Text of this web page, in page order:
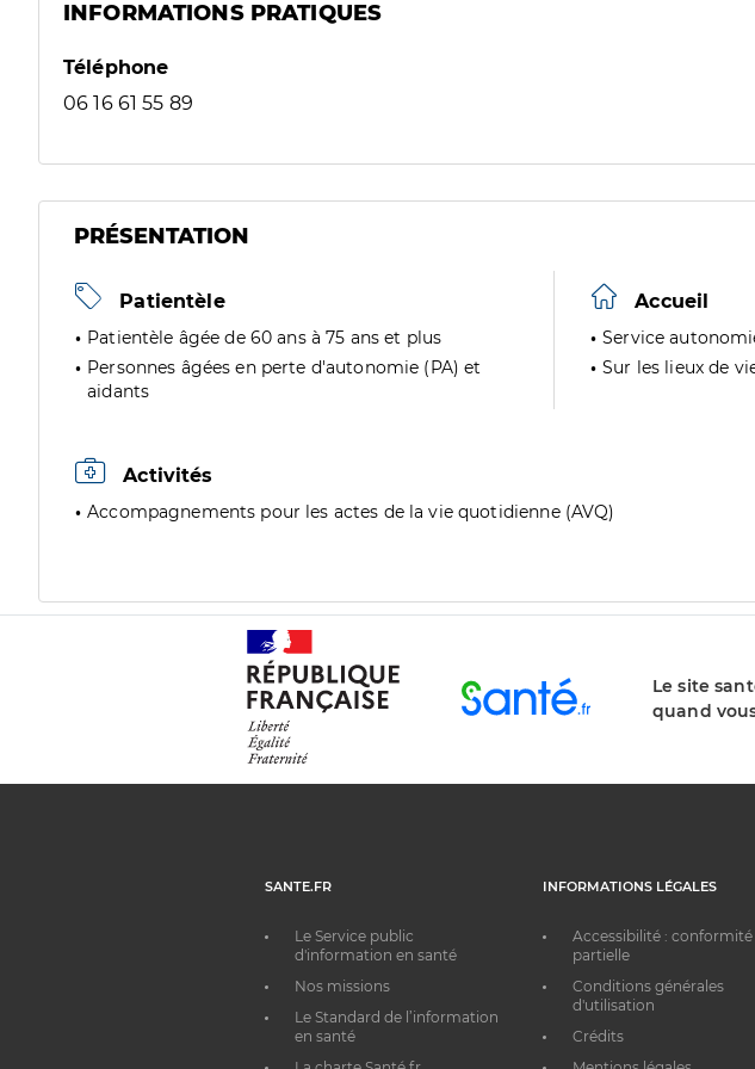
INFORMATIONS PRATIQUES
Téléphone
06 16 61 55 89
PRÉSENTATION
Patientèle
Patientèle âgée de 60 ans à 75 ans et plus
Personnes âgées en perte d'autonomie (PA) et
aidants
Accueil
Service
Sur les lieux de
Activités
Accompagnements pour les actes de la vie quotidienne (AVQ)
Le site
quand
SANTE.FR
Le Service public
d'information en santé
Nos missions
Le Standard de l’information
en santé
INFORMATIONS LÉGALES
Accessibilité : conformité
partielle
Conditions générales
d'utilisation
Crédits